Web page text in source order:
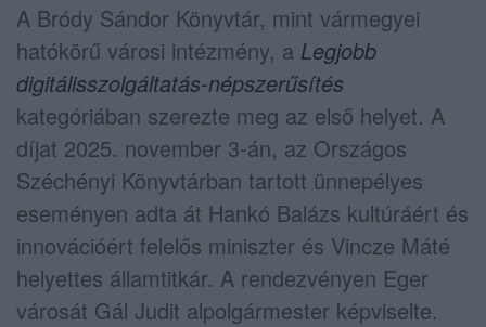
A Bródy Sándor Könyvtár, mint vármegyei
hatókörű városi intézmény, a Legjobb
digitálisszolgáltatás-népszerűsítés
kategóriában szerezte meg az első helyet. A
díjat 2025. november 3-án, az Országos
Széchényi Könyvtárban tartott ünnepélyes
eseményen adta át Hankó Balázs kultúráért és
innovációért felelős miniszter és Vincze Máté
helyettes államtitkár. A rendezvényen Eger
városát Gál Judit alpolgármester képviselte.